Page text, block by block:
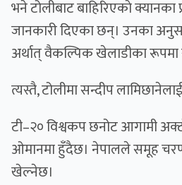
भने टोलीबाट बाहिरिएकाे क्यानका
जानकारी दिएका छन्। उनका
अर्थात् वैकल्पिक खेलाडीका
त्यस्तै, टोलीमा सन्दीप
टी–२० विश्वकप छनोट आगामी
ओमानमा हुँदैछ। नेपालले समूह
खेल्नेछ।